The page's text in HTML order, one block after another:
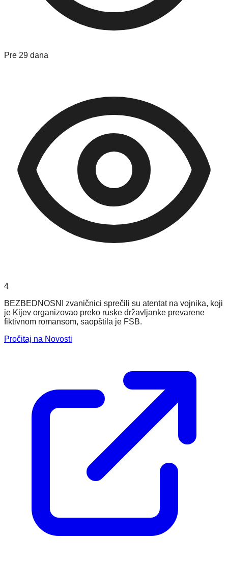
Pre 29 dana
4
BEZBEDNOSNI zvaničnici sprečili su atentat na vojnika, koji
je Kijev organizovao preko ruske državljanke prevarene
fiktivnom romansom, saopštila je FSB.
Pročitaj na Novosti